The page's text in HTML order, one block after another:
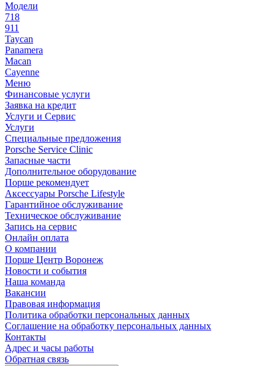
Модели
718
911
Taycan
Panamera
Macan
Cayenne
Меню
Финансовые услуги
Заявка на кредит
Услуги и Сервис
Услуги
Специальные предложения
Porsche Service Clinic
Запасные части
Дополнительное оборудование
Порше рекомендует
Аксессуары Porsche Lifestyle
Гарантийное обслуживание
Техническое обслуживание
Запись на сервис
Онлайн оплата
О компании
Порше Центр Воронеж
Новости и события
Наша команда
Вакансии
Правовая информация
Политика обработки персональных данных
Соглашение на обработку персональных данных
Контакты
Адрес и часы работы
Обратная связь